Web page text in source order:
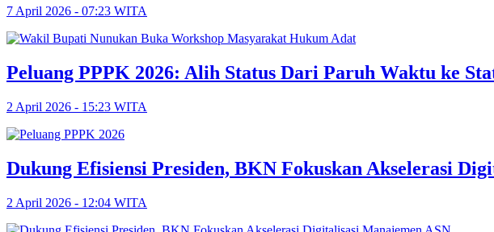
7 April 2026 - 07:23 WITA
Peluang PPPK 2026: Alih Status Dari Paruh Waktu ke
2 April 2026 - 15:23 WITA
Dukung Efisiensi Presiden, BKN Fokuskan Akselerasi
2 April 2026 - 12:04 WITA